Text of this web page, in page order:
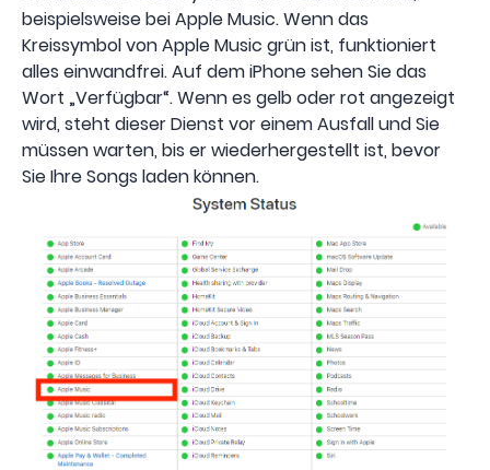
beispielsweise bei Apple Music. Wenn das
Kreissymbol von Apple Music grün ist, funktioniert
alles einwandfrei. Auf dem iPhone sehen Sie das
Wort „Verfügbar“. Wenn es gelb oder rot angezeigt
wird, steht dieser Dienst vor einem Ausfall und Sie
müssen warten, bis er wiederhergestellt ist, bevor
Sie Ihre Songs laden können.